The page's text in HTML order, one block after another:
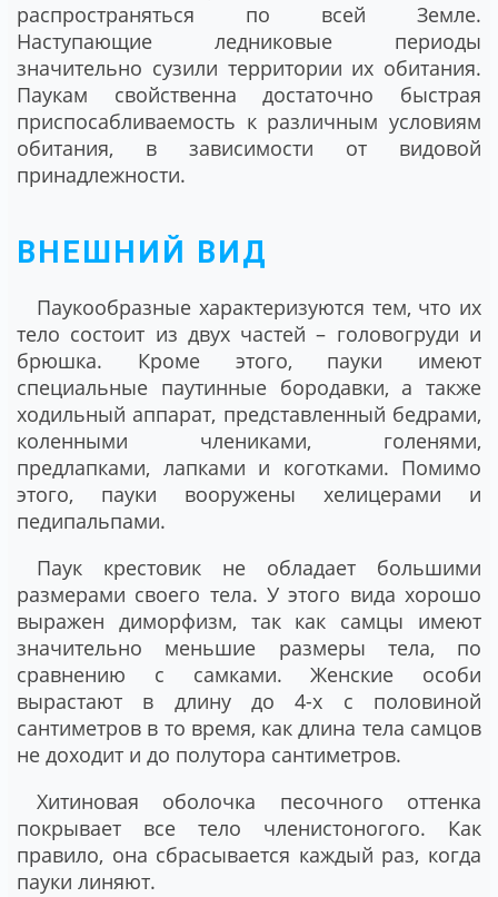
распространяться по всей Земле.
Наступающие ледниковые периоды
значительно сузили территории их обитания.
Паукам свойственна достаточно быстрая
приспосабливаемость к различным условиям
обитания, в зависимости от видовой
принадлежности.
ВНЕШНИЙ ВИД
Паукообразные характеризуются тем, что их
тело состоит из двух частей – головогруди и
брюшка. Кроме этого, пауки имеют
специальные паутинные бородавки, а также
ходильный аппарат, представленный бедрами,
коленными члениками, голенями,
предлапками, лапками и коготками. Помимо
этого, пауки вооружены хелицерами и
педипальпами.
Паук крестовик не обладает большими
размерами своего тела. У этого вида хорошо
выражен диморфизм, так как самцы имеют
значительно меньшие размеры тела, по
сравнению с самками. Женские особи
вырастают в длину до 4-х с половиной
сантиметров в то время, как длина тела самцов
не доходит и до полутора сантиметров.
Хитиновая оболочка песочного оттенка
покрывает все тело членистоногого. Как
правило, она сбрасывается каждый раз, когда
пауки линяют.